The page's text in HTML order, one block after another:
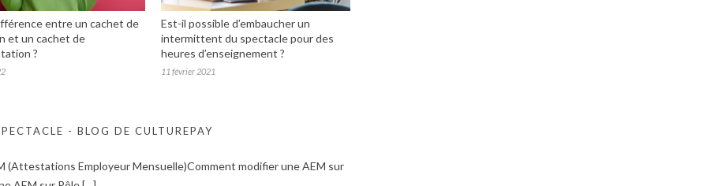
entre un cachet de
et un cachet de
?
Est-il possible d’embaucher un
intermittent du spectacle pour des
heures d’enseignement ?
11 février 2021
- BLOG DE CULTUREPAY
(Attestations Employeur Mensuelle)Comment modifier une AEM sur